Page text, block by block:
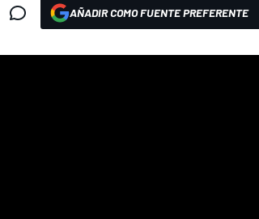
AÑADIR COMO FUENTE PREFERENTE